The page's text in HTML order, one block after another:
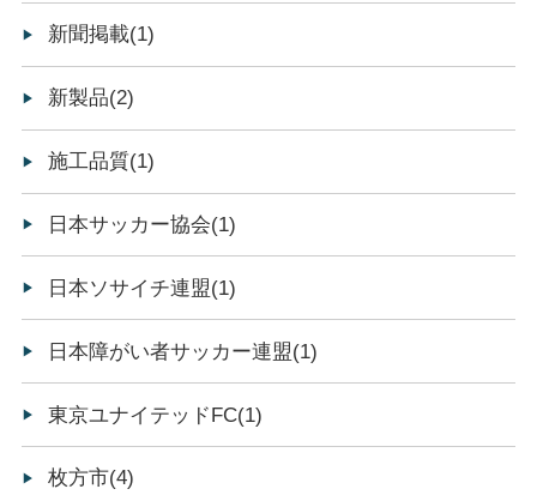
新聞掲載(1)
新製品(2)
施工品質(1)
日本サッカー協会(1)
日本ソサイチ連盟(1)
日本障がい者サッカー連盟(1)
東京ユナイテッドFC(1)
枚方市(4)